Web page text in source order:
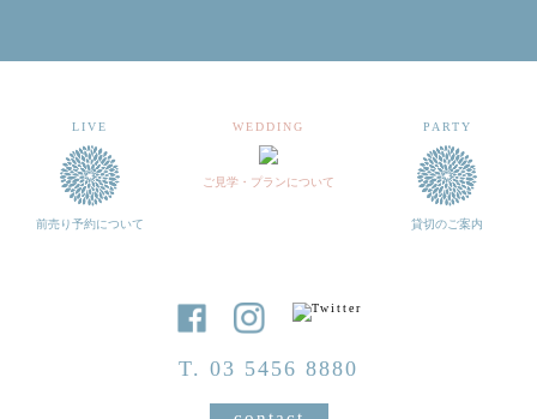
LIVE
前売り予約について
WEDDING
ご見学・プランについて
PARTY
貸切のご案内
T. 03 5456 8880